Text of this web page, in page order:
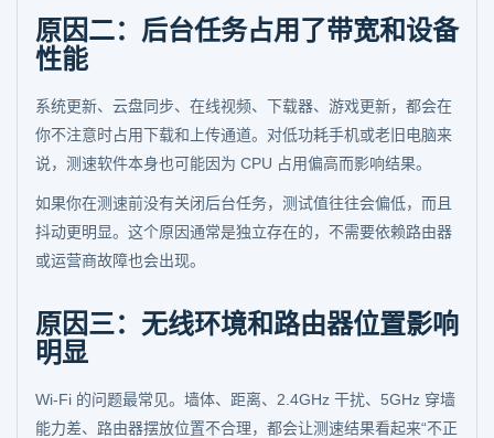
原因二：后台任务占用了带宽和设备
性能
系统更新、云盘同步、在线视频、下载器、游戏更新，都会在
你不注意时占用下载和上传通道。对低功耗手机或老旧电脑来
说，测速软件本身也可能因为 CPU 占用偏高而影响结果。
如果你在测速前没有关闭后台任务，测试值往往会偏低，而且
抖动更明显。这个原因通常是独立存在的，不需要依赖路由器
或运营商故障也会出现。
原因三：无线环境和路由器位置影响
明显
Wi-Fi 的问题最常见。墙体、距离、2.4GHz 干扰、5GHz 穿墙
能力差、路由器摆放位置不合理，都会让测速结果看起来“不正